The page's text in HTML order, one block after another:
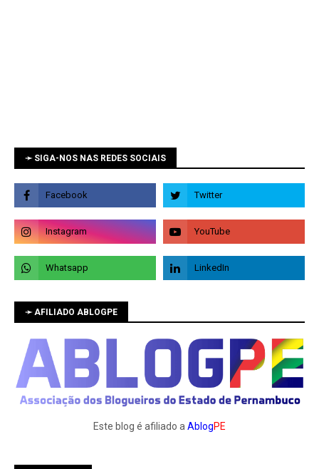
➛ SIGA-NOS NAS REDES SOCIAIS
➛ AFILIADO ABLOGPE
Este blog é afiliado a AblogPE